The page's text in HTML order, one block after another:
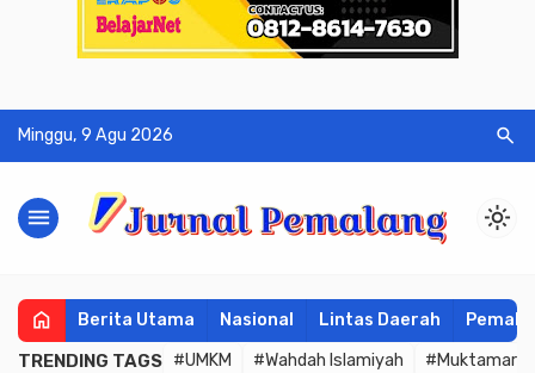
Minggu, 9 Agu 2026 search
menu light_mode
home Berita Utama Nasional Lintas Daerah
TRENDING TAGS #UMKM #Wahdah Islamiyah #Muktamar